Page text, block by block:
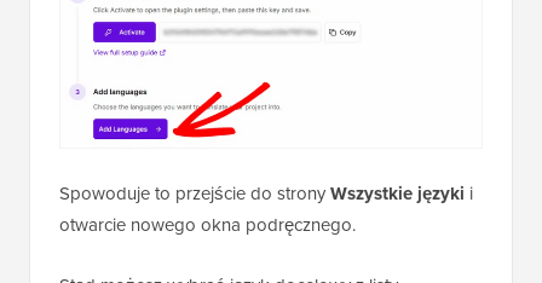
Spowoduje to przejście do stronyWszystkie języki i
otwarcie nowego okna podręcznego.